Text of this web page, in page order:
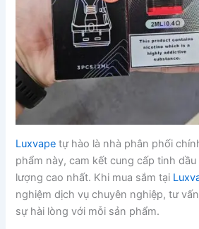
Luxvape tự hào là nhà phân phối
phẩm này, cam kết cung cấp tinh
lượng cao nhất. Khi mua sắm tại
nghiệm dịch vụ chuyên nghiệp, tư
sự hài lòng với mỗi sản phẩm.